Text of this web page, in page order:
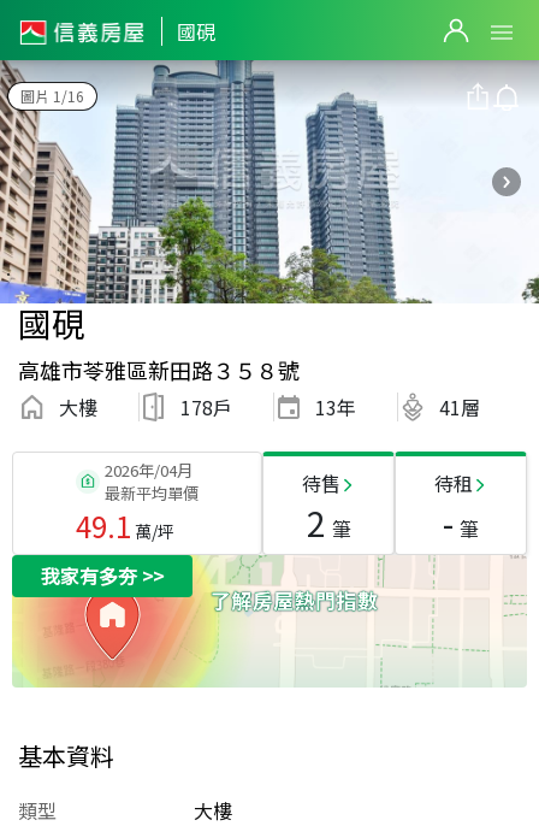
國硯
圖片 1/16
國硯
高雄市苓雅區新田路３５８號
大樓 178戶 13年 41層
2026年/04月
最新平均單價
49.1 萬/坪
待售
2 筆
待租
- 筆
我家有多夯>>
基本資料
類型
大樓